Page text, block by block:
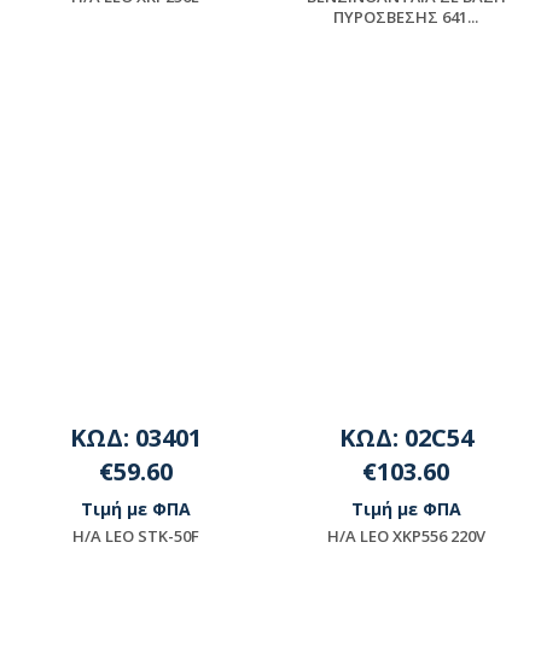
ΠΥΡΟΣΒΕΣΗΣ 641...
ΚΩΔ: 03401
€59.60
Τιμή με ΦΠΑ
Η/Α LEO STK-50F
ΚΩΔ: 02C54
€103.60
Τιμή με ΦΠΑ
H/A LEO XKP556 220V